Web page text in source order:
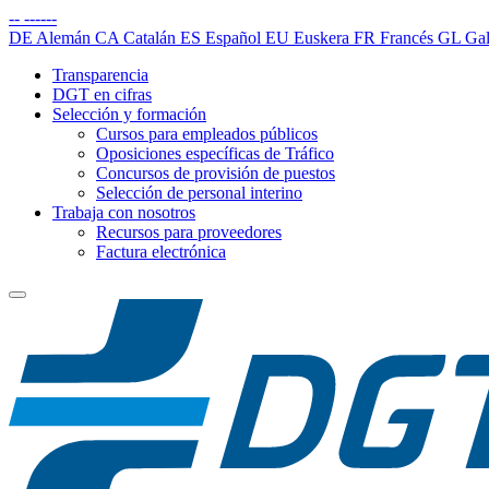
-- ------
DE Alemán CA Catalán ES Español EU Euskera FR Francés GL
Transparencia
DGT en cifras
Selección y formación
Cursos para empleados públicos
Oposiciones específicas de Tráfico
Concursos de provisión de puestos
Selección de personal interino
Trabaja con nosotros
Recursos para proveedores
Factura electrónica